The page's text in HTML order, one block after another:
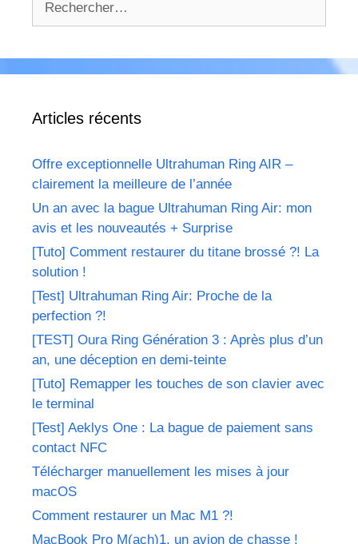
Articles récents
Offre exceptionnelle Ultrahuman Ring AIR –
clairement la meilleure de l’année
Un an avec la bague Ultrahuman Ring Air: mon
avis et les nouveautés + Surprise
[Tuto] Comment restaurer du titane brossé ?! La
solution !
[Test] Ultrahuman Ring Air: Proche de la
perfection ?!
[TEST] Oura Ring Génération 3 : Après plus d’un
an, une déception en demi-teinte
[Tuto] Remapper les touches de son clavier avec
le terminal
[Test] Aeklys One : La bague de paiement sans
contact NFC
Télécharger manuellement les mises à jour
macOS
Comment restaurer un Mac M1 ?!
MacBook Pro M(ach)1, un avion de chasse !